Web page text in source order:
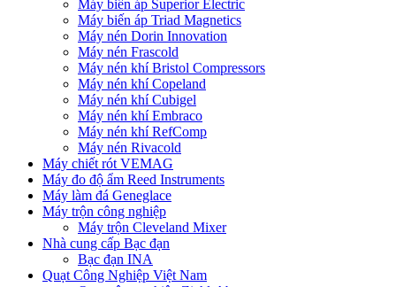
Máy biến áp Superior Electric
Máy biến áp Triad Magnetics
Máy nén Dorin Innovation
Máy nén Frascold
Máy nén khí Bristol Compressors
Máy nén khí Copeland
Máy nén khí Cubigel
Máy nén khí Embraco
Máy nén khí RefComp
Máy nén Rivacold
Máy chiết rót VEMAG
Máy đo độ ẩm Reed Instruments
Máy làm đá Geneglace
Máy trộn công nghiệp
Máy trộn Cleveland Mixer
Nhà cung cấp Bạc đạn
Bạc đạn INA
Quạt Công Nghiệp Việt Nam